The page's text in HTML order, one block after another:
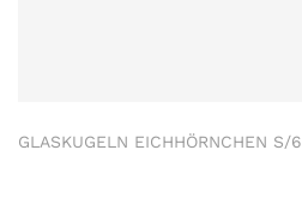
GLASKUGELN EICHHÖRNCHEN S/6